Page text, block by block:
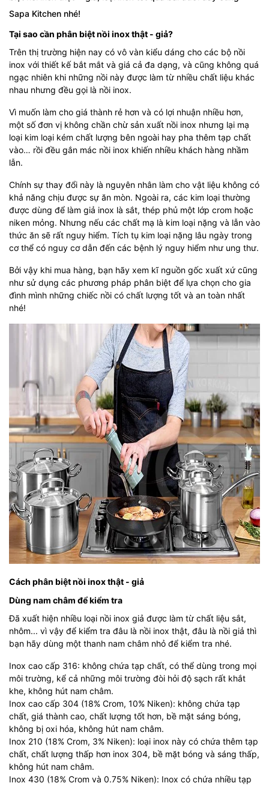
Sapa Kitchen nhé!
Tại sao cần phân biệt nồi inox thật - giả?
Trên thị trường hiện nay có vô vàn kiểu dáng cho các bộ nồi
inox với thiết kế bắt mắt và giá cả đa dạng, và cũng không quá
ngạc nhiên khi những nồi này được làm từ nhiều chất liệu khác
nhau nhưng đều gọi là nồi inox.
Vì muốn làm cho giá thành rẻ hơn và có lợi nhuận nhiều hơn,
một số đơn vị không chần chừ sản xuất nồi inox nhưng lại mạ
loại kim loại kém chất lượng bên ngoài hay pha thêm tạp chất
vào… rồi đều gắn mác nồi inox khiến nhiều khách hàng nhầm
lẫn.
Chính sự thay đổi này là nguyên nhân làm cho vật liệu không có
khả năng chịu được sự ăn mòn. Ngoài ra, các kim loại thường
được dùng để làm giả inox là sắt, thép phủ một lớp crom hoặc
niken mỏng. Nhưng nếu các chất mạ là kim loại nặng và lẫn vào
thức ăn sẽ rất nguy hiểm. Tích tụ kim loại nặng lâu ngày trong
cơ thể có nguy cơ dẫn đến các bệnh lý nguy hiểm như ung thư.
Bởi vậy khi mua hàng, bạn hãy xem kĩ nguồn gốc xuất xứ cũng
như sử dụng các phương pháp phân biệt để lựa chọn cho gia
đình mình những chiếc nồi có chất lượng tốt và an toàn nhất
nhé!
Cách phân biệt nồi inox thật - giả
Dùng nam châm để kiểm tra
Đã xuất hiện nhiều loại nồi inox giả được làm từ chất liệu sắt,
nhôm... vì vậy để kiểm tra đâu là nồi inox thật, đâu là nồi giả thì
bạn hãy dùng một thanh nam châm nhỏ để kiểm tra nhé.
Inox cao cấp 316: không chứa tạp chất, có thể dùng trong mọi
môi trường, kể cả những môi trường đòi hỏi độ sạch rất khắt
khe, không hút nam châm.
Inox cao cấp 304 (18% Crom, 10% Niken): không chứa tạp
chất, giá thành cao, chất lượng tốt hơn, bề mặt sáng bóng,
không bị oxi hóa, không hút nam châm.
Inox 210 (18% Crom, 3% Niken): loại inox này có chứa thêm tạp
chất, chất lượng thấp hơn inox 304, bề mặt bóng và sáng thấp,
không hút nam châm.
Inox 430 (18% Crom và 0.75% Niken): Inox có chứa nhiều tạp